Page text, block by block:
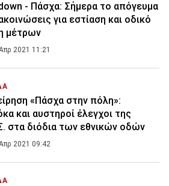
- Πάσχα: Σήμερα το απόγευμα
για εστίαση και οδικό
μέτρων
2021 11:21
«Πάσχα στην πόλη»:
και αυστηροί έλεγχοι της
στα διόδια των εθνικών οδών
2021 09:42